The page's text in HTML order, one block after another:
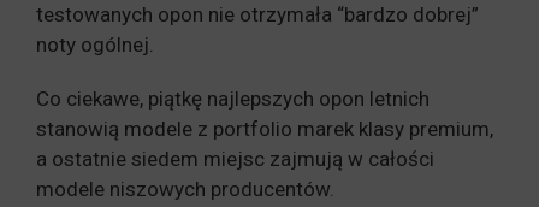
testowanych opon nie otrzymała “bardzo dobrej”
noty ogólnej.
Co ciekawe, piątkę najlepszych opon letnich
stanowią modele z portfolio marek klasy premium,
a ostatnie siedem miejsc zajmują w całości
modele niszowych producentów.